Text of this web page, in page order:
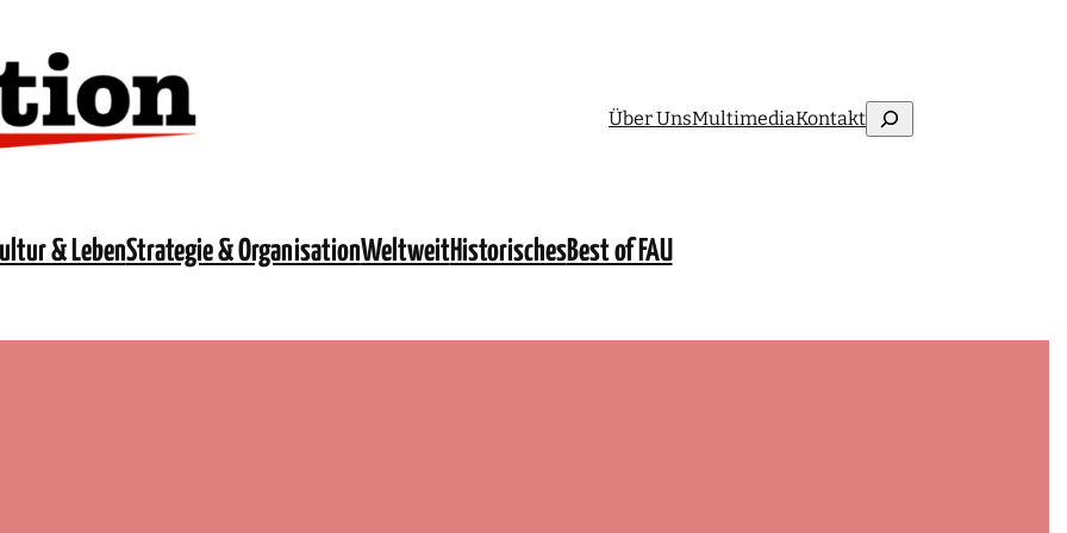
Über UnsMultimediaKontaktSuchen
& LebenStrategie & OrganisationWeltweitHistorischesBest of FAU